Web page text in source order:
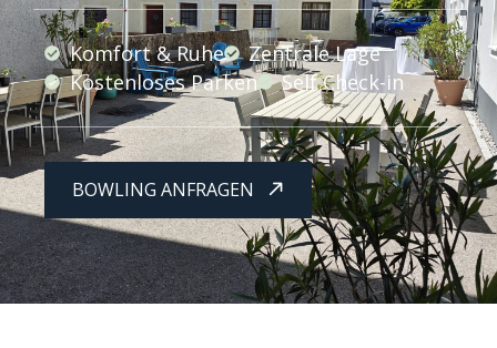
Komfort & Ruhe
Zentrale Lage
Kostenloses Parken
Self Check-in
BOWLING ANFRAGEN